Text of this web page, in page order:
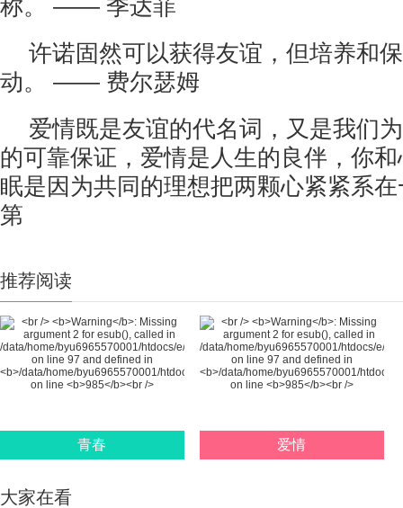
称。 —— 季达菲
许诺固然可以获得友谊，但培养和
动。 —— 费尔瑟姆
爱情既是友谊的代名词，又是我们
的可靠保证，爱情是人生的良伴，你
眠是因为共同的理想把两颗心紧紧系
第
推荐阅读
青春 爱情
大家在看